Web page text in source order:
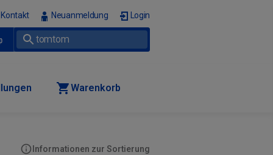
Kontakt Neuanmeldung Login
Warenkorb
Informationen zur Sortierung